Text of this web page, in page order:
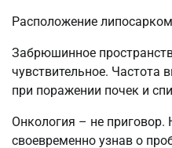
Расположение
Забрюшинное
чувствительное. Частота
при поражении почек и
Онкология – не приговор.
своевременно узнав о